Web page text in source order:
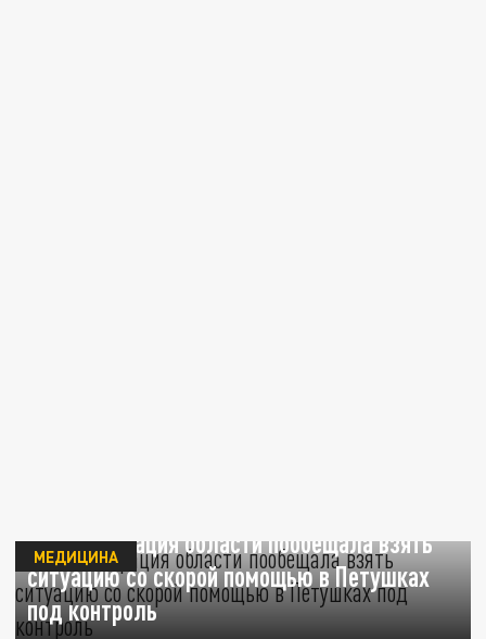
Администрация области пообещала взять
ситуацию со скорой помощью в Петушках
под контроль
МЕДИЦИНА